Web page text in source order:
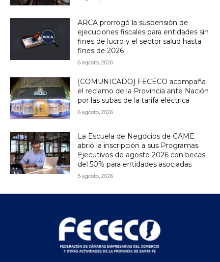
ARCA prorrogó la suspensión de
ejecuciones fiscales para entidades sin
fines de lucro y el sector salud hasta
fines de 2026
6 agosto, 2026
[COMUNICADO] FECECO acompaña
el reclamo de la Provincia ante Nación
por las subas de la tarifa eléctrica
6 agosto, 2026
La Escuela de Negocios de CAME
abrió la inscripción a sus Programas
Ejecutivos de agosto 2026 con becas
del 50% para entidades asociadas
5 agosto, 2026